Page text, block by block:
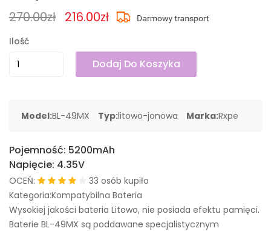
270.00zł 216.00zł
Ilość
Dodaj Do Koszyka
Model:BL-49MX Typ:litowo-jonowa Marka:Rxpe
Pojemność: 5200mAh
Napięcie: 4.35V
OCEŃ:
33 osób kupiło
Kategoria:Kompatybilna Bateria
Wysokiej jakości bateria Litowo, nie posiada efektu pamięci.
Baterie BL-49MX są poddawane specjalistycznym